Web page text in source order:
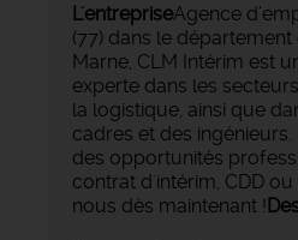
L'entrepriseAgence
(77) dans le
Marne, CLM Intérim est
experte dans les
la logistique, ainsi que
cadres et des
des opportunités
contrat d'intérim, CDD ou
nous dès maintenant !